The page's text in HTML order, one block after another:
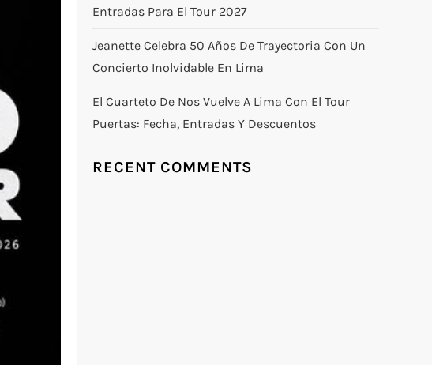
Entradas Para El Tour 2027
Jeanette Celebra 50 Años De Trayectoria Con Un
Concierto Inolvidable En Lima
El Cuarteto De Nos Vuelve A Lima Con El Tour
Puertas: Fecha, Entradas Y Descuentos
RECENT COMMENTS